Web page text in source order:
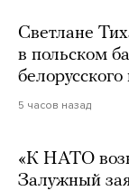
Светлане
в польском
белорусского
5 часов назад
«К НАТО
Залужный